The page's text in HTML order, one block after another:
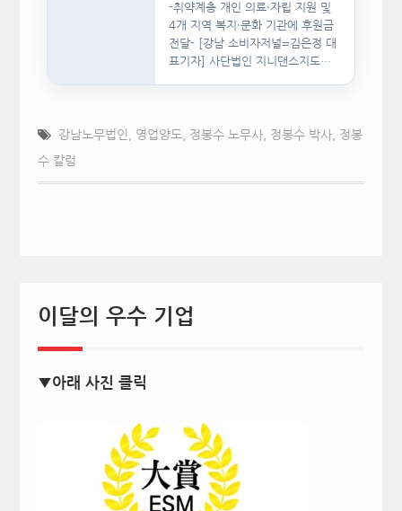
-취약계층 개인 의료·자립 지원 및
4개 지역 복지·문화 기관에 후원금
전달- [강남 소비자저널=김은정 대
표기자] 사단법인 지니댄스지도자
강남노무법인 영업양도 정봉수 노무사, 정봉수 박사, 정봉
수 칼럼
이달의 우수 기업
▼아래 사진 클릭